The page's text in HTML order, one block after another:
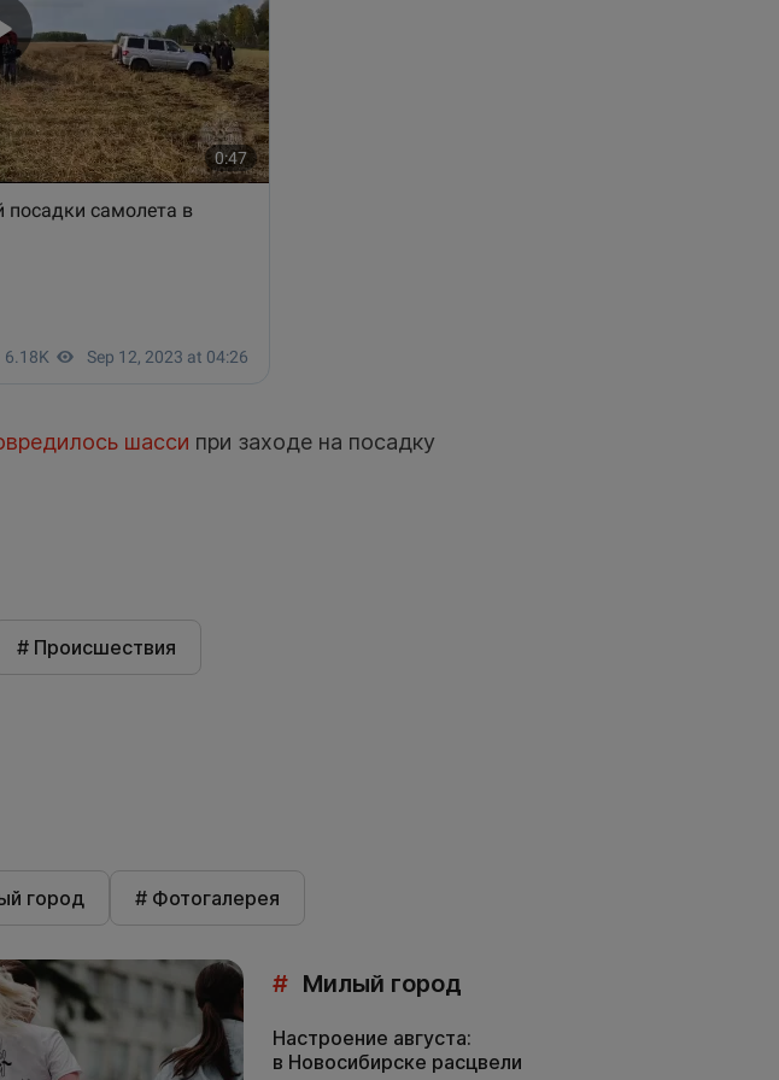
шасси при заходе на посадку
# Происшествия
город # Фотогалерея
# Милый город
Настроение августа:
в Новосибирске расцвели